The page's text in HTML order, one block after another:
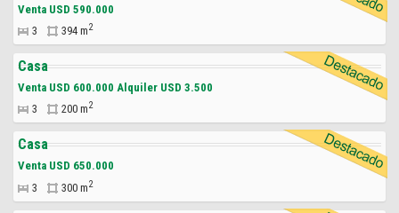
Venta USD 590.000
3
394 m2
Casa
Venta USD 600.000 Alquiler USD 3.500
3
200 m2
Casa
Venta USD 650.000
3
300 m2